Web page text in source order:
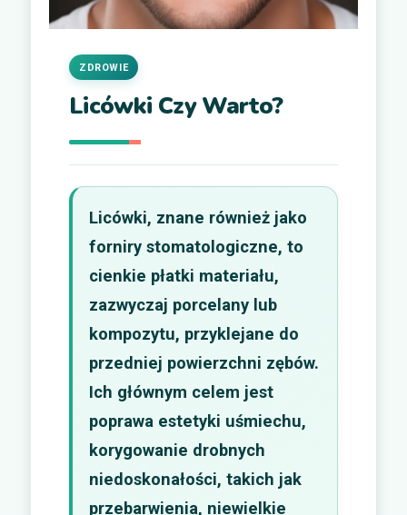
Licówki Czy Warto?
ZDROWIE
Licówki, znane również jako
forniry stomatologiczne, to
cienkie płatki materiału,
zazwyczaj porcelany lub
kompozytu, przyklejane do
przedniej powierzchni zębów.
Ich głównym celem jest
poprawa estetyki uśmiechu,
korygowanie drobnych
niedoskonałości, takich jak
przebarwienia, niewielkie